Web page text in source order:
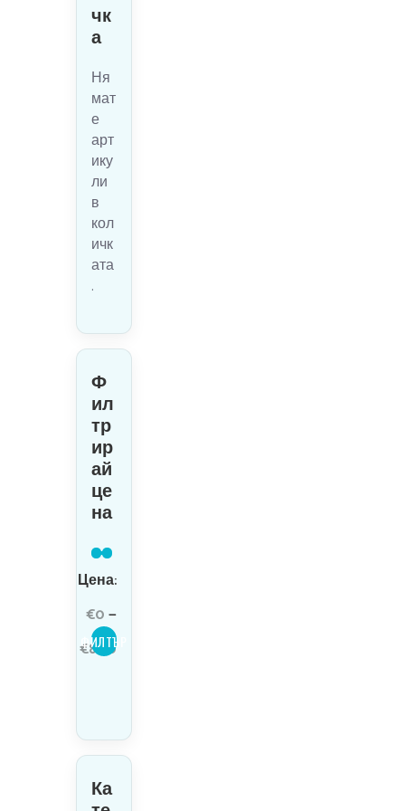
чк
а
Ня
мат
е
арт
ику
ли
в
кол
ичк
ата
.
Ф
ил
тр
ир
ай
це
на
Минимална
цена
Максимална
цена
ФИЛТЪР
Цена:
€0—
€800
Ка